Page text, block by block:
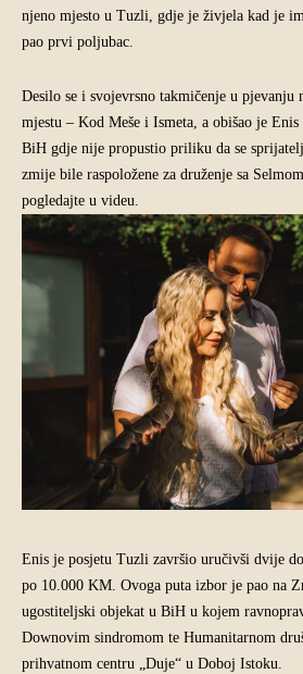
njeno mjesto u Tuzli, gdje je živjela kad je
pao prvi poljubac.
Desilo se i svojevrsno takmičenje u pjevanju
mjestu – Kod Meše i Ismeta, a obišao je
BiH gdje nije propustio priliku da se
zmije bile raspoložene za druženje sa
pogledajte u videu.
Enis je posjetu Tuzli završio uručivši dvije
po 10.000 KM. Ovoga puta izbor je pao na
ugostiteljski objekat u BiH u kojem
Downovim sindromom te Humanitarnom
prihvatnom centru „Duje“ u Doboj Istoku.